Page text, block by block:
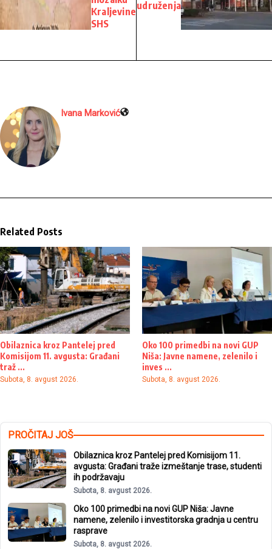
Kraljevine
SHS
udruženja
Ivana Marković
Related Posts
Obilaznica kroz Pantelej pred
Komisijom 11. avgusta: Građani
traž ...
Subota, 8. avgust 2026.
Oko 100 primedbi na novi GUP
Niša: Javne namene, zelenilo i
inves ...
Subota, 8. avgust 2026.
PROČITAJ JOŠ
Obilaznica kroz Pantelej pred Komisijom 11.
avgusta: Građani traže izmeštanje trase, studenti
ih podržavaju
Subota, 8. avgust 2026.
Oko 100 primedbi na novi GUP Niša: Javne
namene, zelenilo i investitorska gradnja u centru
rasprave
Subota, 8. avgust 2026.